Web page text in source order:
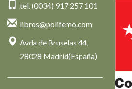
tel. (0034) 917 257 101
libros@polifemo.com
Avda de Bruselas 44,
28028 Madrid(España)